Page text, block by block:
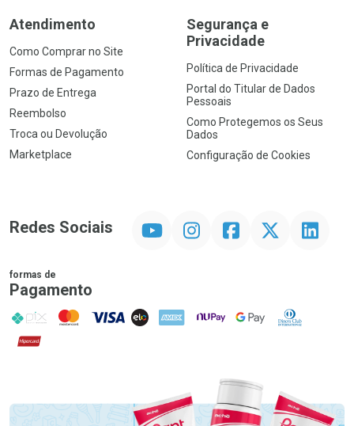
Atendimento
Como Comprar no Site
Formas de Pagamento
Prazo de Entrega
Reembolso
Troca ou Devolução
Marketplace
Segurança e
Privacidade
Política de Privacidade
Portal do Titular de Dados
Pessoais
Como Protegemos os Seus
Dados
Configuração de Cookies
Redes Sociais InstagramFacebookTwitter Linkedin
formas de
Pagamento
PIX MasterCard
VISA ELO AMEX NuPay Google PayDiners Club
Hipercard
Promoção em Destaque